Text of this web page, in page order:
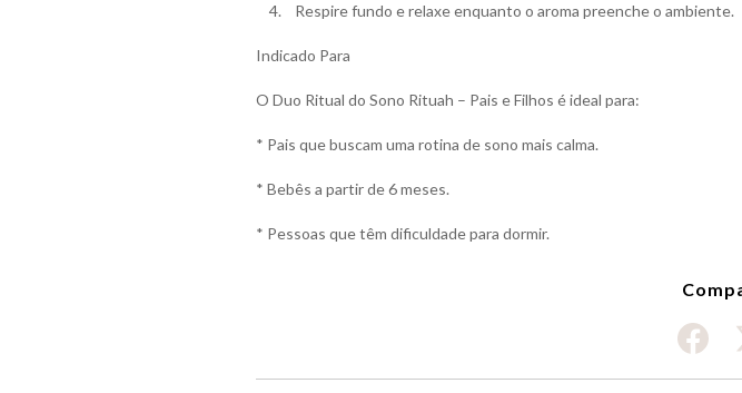
4. Respire fundo e relaxe enquanto o aroma preenche o ambiente.
Indicado Para
O Duo Ritual do Sono Rituah – Pais e Filhos é ideal para:
* Pais que buscam uma rotina de sono mais calma.
* Bebês a partir de 6 meses.
* Pessoas que têm dificuldade para dormir.